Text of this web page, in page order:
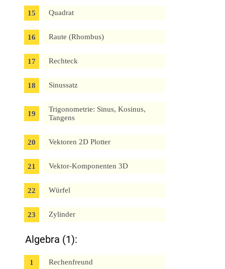
Quadrat
Raute (Rhombus)
Rechteck
Sinussatz
Trigonometrie: Sinus, Kosinus,
Tangens
Vektoren 2D Plotter
Vektor-Komponenten 3D
Würfel
Zylinder
Algebra (1):
Rechenfreund